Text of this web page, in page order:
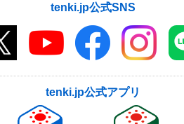
tenki.jp公式SNS
tenki.jp公式アプリ